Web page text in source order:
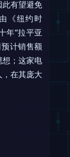
有望避免
《纽约时
年“拉平亚
计销售额
；这家电
在其庞大